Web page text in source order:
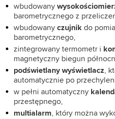
wbudowany
barometrycznego z
wbudowanyczujnikdo
barometrycznego,
zintegrowany termometr i
magnetyczny biegun
podświetlany wyświetlacz,
automatycznie po
w pełni automatyczny
przestępnego,
multialarm, który można